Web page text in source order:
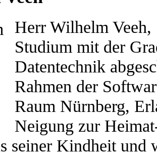
Herr Wilhelm Veeh,
Studium mit der
Datentechnik
Rahmen der
Raum Nürnberg,
Neigung zur
seiner Kindheit und